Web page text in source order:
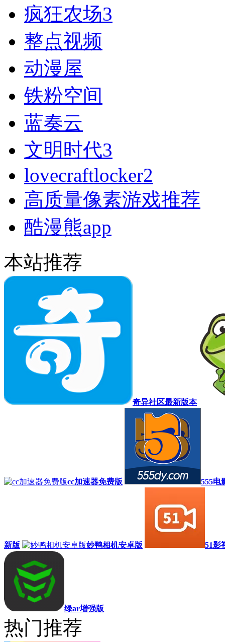
疯狂农场3
整点视频
动漫屋
铁粉空间
蓝奏云
文明时代3
lovecraftlocker2
高质量像素游戏推荐
酷漫熊app
本站推荐
奇异社区最新版本
cc加速器免费版 555电
新版 妙鸭相机安卓版 51影
绿ar增强版
热门推荐